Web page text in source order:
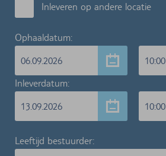
Inleveren op andere locatie
Ophaaldatum:
06.09.2026
10:00
Inleverdatum:
13.09.2026
10:00
Leeftijd bestuurder: